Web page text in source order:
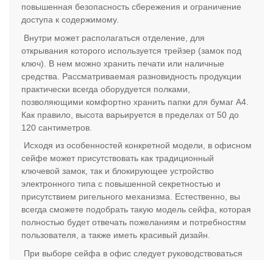
повышенная безопасность сбережения и ограничение
доступа к содержимому.
Внутри может располагаться отделение, для
открывания которого используется трейзер (замок под
ключ). В нем можно хранить печати или наличные
средства. Рассматриваемая разновидность продукции
практически всегда оборудуется полками,
позволяющими комфортно хранить папки для бумаг А4.
Как правило, высота варьируется в пределах от 50 до
120 сантиметров.
Исходя из особенностей конкретной модели, в офисном
сейфе может присутствовать как традиционный
ключевой замок, так и блокирующее устройство
электронного типа с повышенной секретностью и
присутствием ригельного механизма. Естественно, вы
всегда сможете подобрать такую модель сейфа, которая
полностью будет отвечать пожеланиям и потребностям
пользователя, а также иметь красивый дизайн.
При выборе сейфа в офис следует руководствоваться